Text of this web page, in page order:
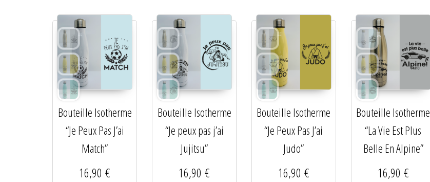
Bouteille Isotherme
“Je Peux Pas J’ai
Match”
16,90€
Bouteille Isotherme
“Je peux pas j’ai
Jujitsu”
16,90€
Bouteille Isotherme
“Je Peux Pas J’ai
Judo”
16,90 €
Bouteille Isotherme
“La Vie Est Plus
Belle En Alpine”
16,90 €